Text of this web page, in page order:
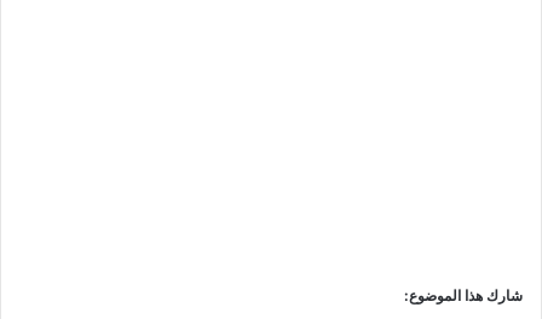
شارك هذا الموضوع: